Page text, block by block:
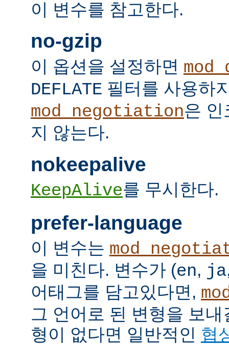
이 변수를 참고한다.
no-gzip
이 옵션을 설정하면
DEFLATE 필터를 사용하
mod_negotiation은 인
지 않는다.
nokeepalive
KeepAlive를 무시한다.
prefer-language
이 변수는
을 미친다. 변수가 (en, ja
어태그를 담고있다면,
그 언어로 된 변형을 보
형이 없다면 일반적인 협